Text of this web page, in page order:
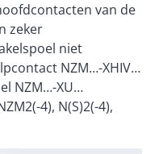
van de
zeker
niet
NZM…-XHIV…
NZM…-XU…
4), N(S)2(-4),